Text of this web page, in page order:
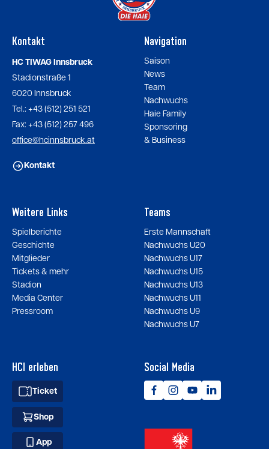
Kontakt
HC TIWAG Innsbruck
Stadionstraße 1
6020 Innsbruck
Tel.: +43 (512) 251 521
Fax: +43 (512) 257 496
office@hcinnsbruck.at
Kontakt
Navigation
Saison
News
Team
Nachwuchs
Haie Family
Sponsoring
& Business
Weitere Links
Spielberichte
Geschichte
Mitglieder
Tickets & mehr
Stadion
Media Center
Pressroom
Teams
Erste Mannschaft
Nachwuchs U20
Nachwuchs U17
Nachwuchs U15
Nachwuchs U13
Nachwuchs U11
Nachwuchs U9
Nachwuchs U7
HCI erleben
Ticket
Shop
App
Social Media